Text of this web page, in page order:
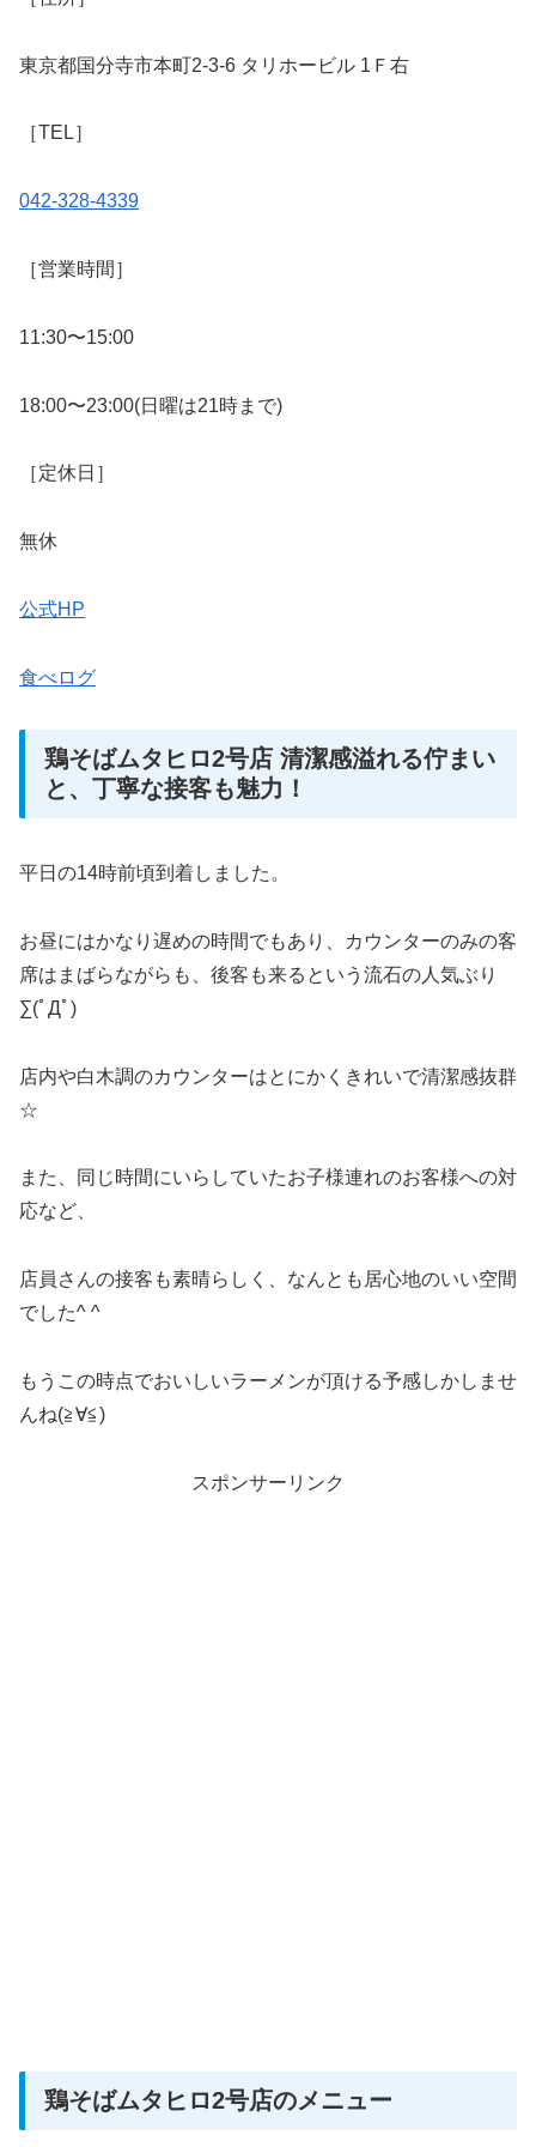
東京都国分寺市本町2-3-6 タリホービル 1Ｆ右
［TEL］
042-328-4339
［営業時間］
11:30〜15:00
18:00〜23:00(日曜は21時まで)
［定休日］
無休
公式HP
食べログ
鶏そばムタヒロ2号店 清潔感溢れる佇まい
と、丁寧な接客も魅力！
平日の14時前頃到着しました。
お昼にはかなり遅めの時間でもあり、カウンターのみの客
席はまばらながらも、後客も来るという流石の人気ぶり
∑(ﾟДﾟ)
店内や白木調のカウンターはとにかくきれいで清潔感抜群
☆
また、同じ時間にいらしていたお子様連れのお客様への対
応など、
店員さんの接客も素晴らしく、なんとも居心地のいい空間
でした^ ^
もうこの時点でおいしいラーメンが頂ける予感しかしませ
んね(≧∀≦)
スポンサーリンク
鶏そばムタヒロ2号店のメニュー